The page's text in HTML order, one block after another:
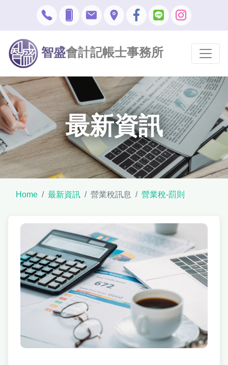
智盛會計記帳士事務所
最新資訊
Home 最新資訊 營業稅訊息 營業稅-罰則